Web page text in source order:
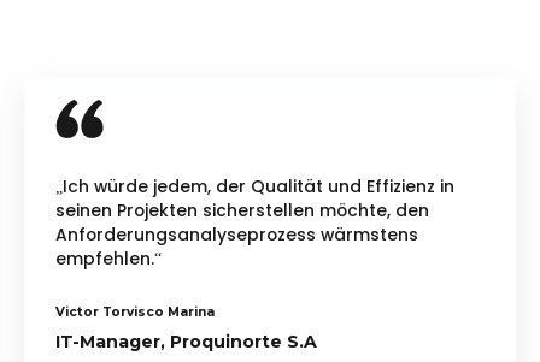
„Ich würde jedem, der Qualität und Effizienz in
seinen Projekten sicherstellen möchte, den
Anforderungsanalyseprozess wärmstens
empfehlen.“
Victor Torvisco Marina
IT-Manager, Proquinorte S.A